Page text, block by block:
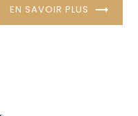
EN SAVOIR PLUS